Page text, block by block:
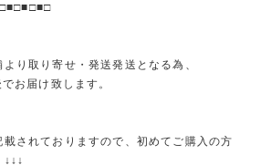
り取り寄せ・発送発送となる為、
お届け致します。
されておりますので、初めてご購入の方